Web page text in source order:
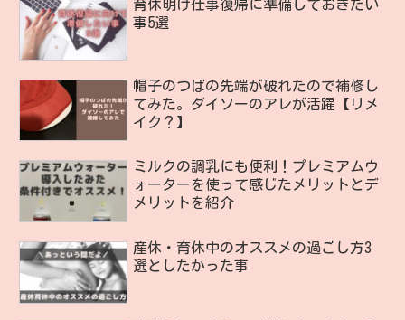
育休明け仕事復帰に準備しておきたい
事5選
帽子のつばの先端が破れたので補修し
てみた。ダイソーのアレが活躍【リメ
イク？】
ミルクの調乳にも便利！プレミアムウ
ォーターを使って感じたメリットとデ
メリットを紹介
産休・育休中のオススメの過ごし方3
選としたかった事